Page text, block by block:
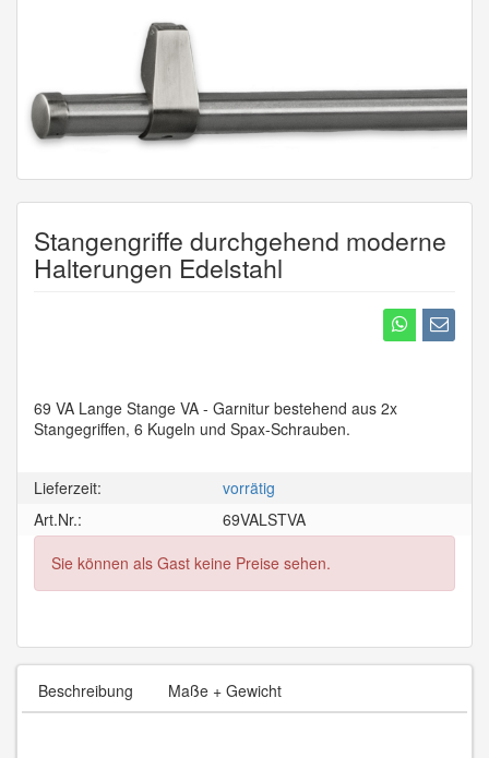
Stangengriffe durchgehend moderne
Halterungen Edelstahl
69 VA Lange Stange VA - Garnitur bestehend aus 2x
Stangegriffen, 6 Kugeln und Spax-Schrauben.
Lieferzeit:
vorrätig
Art.Nr.:
69VALSTVA
Sie können als Gast keine Preise sehen.
Beschreibung Maße + Gewicht